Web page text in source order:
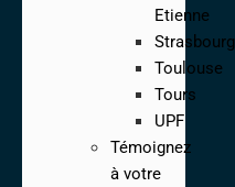
Etienne
Strasbourg
Toulouse
Tours
UPF
Témoignez
à votre